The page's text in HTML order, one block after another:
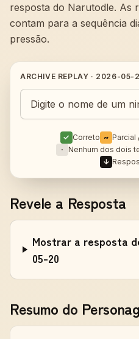
resposta do Narutodle. As
contam para a sequência
pressão.
ARCHIVE REPLAY · 2026-05-
Guess today's Naruto
✓ Correto ~ Parcial
· Nenhum dos dois
↓
Revele a Resposta
Mostrar a resposta
05-20
Resumo do